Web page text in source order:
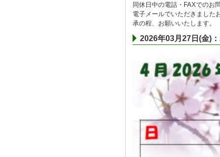
同休日中の電話・FAXでのお
電子メールでいただきました
承の程、お願いいたします。
2026年03月27日(金)